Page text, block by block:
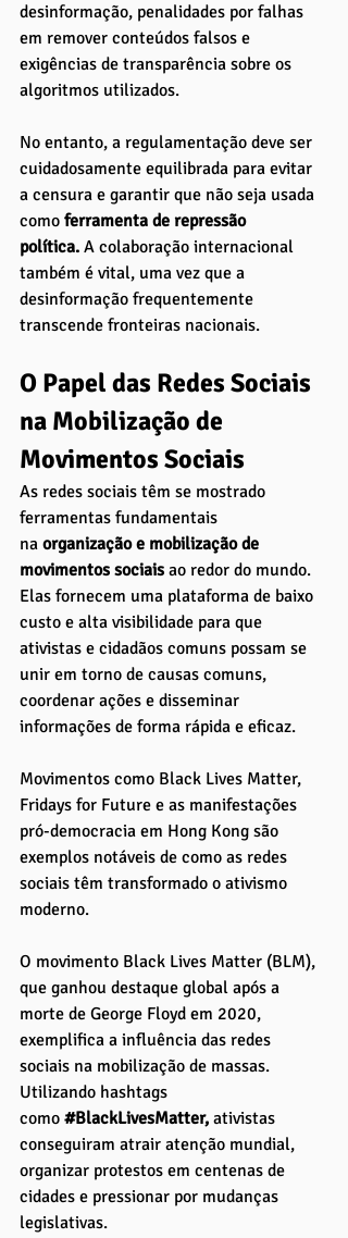
desinformação, penalidades por falhas
em remover conteúdos falsos e
exigências de transparência sobre os
algoritmos utilizados.
No entanto, a regulamentação deve ser
cuidadosamente equilibrada para evitar
a censura e garantir que não seja usada
como ferramenta de repressão
política. A colaboração internacional
também é vital, uma vez que a
desinformação frequentemente
transcende fronteiras nacionais.
O Papel das Redes Sociais
na Mobilização de
Movimentos Sociais
As redes sociais têm se mostrado
ferramentas fundamentais
na organização e mobilização de
movimentos sociais ao redor do mundo.
Elas fornecem uma plataforma de baixo
custo e alta visibilidade para que
ativistas e cidadãos comuns possam se
unir em torno de causas comuns,
coordenar ações e disseminar
informações de forma rápida e eficaz.
Movimentos como Black Lives Matter,
Fridays for Future e as manifestações
pró-democracia em Hong Kong são
exemplos notáveis de como as redes
sociais têm transformado o ativismo
moderno.
O movimento Black Lives Matter (BLM),
que ganhou destaque global após a
morte de George Floyd em 2020,
exemplifica a influência das redes
sociais na mobilização de massas.
Utilizando hashtags
como #BlackLivesMatter, ativistas
conseguiram atrair atenção mundial,
organizar protestos em centenas de
cidades e pressionar por mudanças
legislativas.